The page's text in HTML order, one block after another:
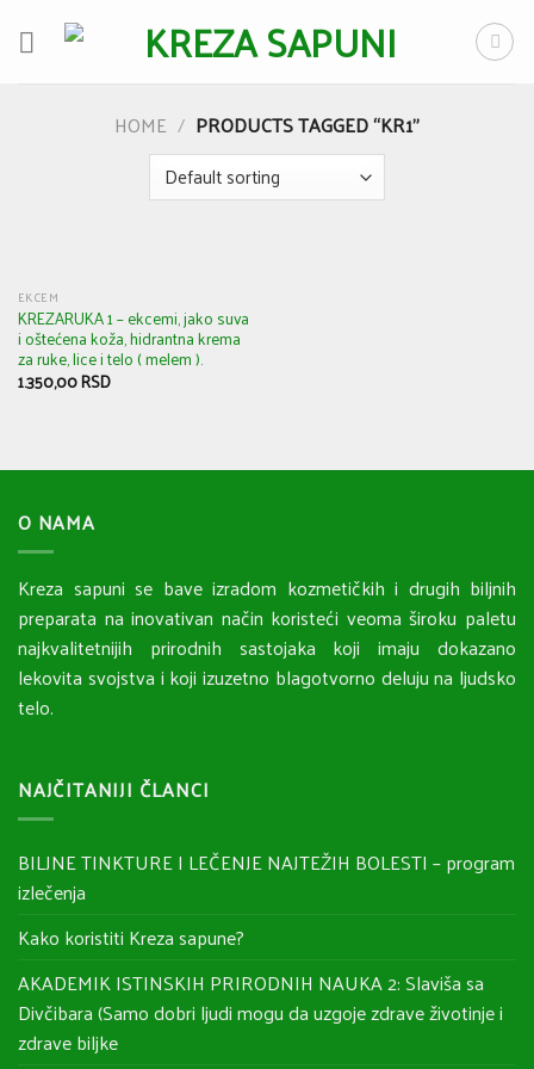
HOME / PRODUCTS TAGGED “KR1”
EKCEM
KREZARUKA 1 – ekcemi, jako suva
i oštećena koža, hidrantna krema
za ruke, lice i telo ( melem ).
1.350,00RSD
O NAMA
Kreza sapuni se bave izradom kozmetičkih i drugih biljnih
preparata na inovativan način koristeći veoma široku paletu
najkvalitetnijih prirodnih sastojaka koji imaju dokazano
lekovita svojstva i koji izuzetno blagotvorno deluju na ljudsko
telo.
NAJČITANIJI ČLANCI
BILJNE TINKTURE I LEČENJE NAJTEŽIH BOLESTI – program
izlečenja
Kako koristiti Kreza sapune?
AKADEMIK ISTINSKIH PRIRODNIH NAUKA 2: Slaviša sa
Divčibara (Samo dobri ljudi mogu da uzgoje zdrave životinje i
zdrave biljke